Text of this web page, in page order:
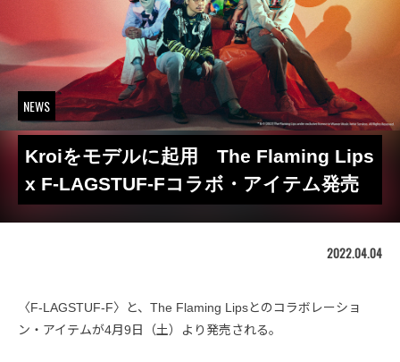
NEWS
Kroiをモデルに起用 The Flaming Lips
x F-LAGSTUF-Fコラボ・アイテム発売
2022.04.04
〈F-LAGSTUF-F〉と、The Flaming Lipsとのコラボレーショ
ン・アイテムが4月9日（土）より発売される。